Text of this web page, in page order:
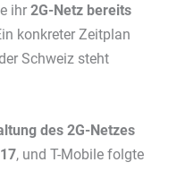
ihr 2G-Netz bereits
konkreter Zeitplan
Schweiz steht
des 2G-Netzes
, und T-Mobile folgte